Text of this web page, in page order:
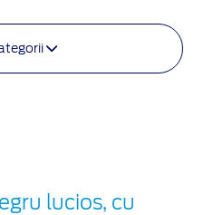
lucios, cu